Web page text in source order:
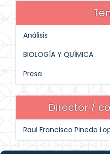
Análisis
BIOLOGÍA Y QUÍMICA
Presa
Director /
Raul Francisco Pineda